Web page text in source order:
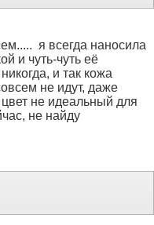
я всегда наносила
и чуть-чуть её
и так кожа
не идут, даже
цвет не идеальный для
не найду